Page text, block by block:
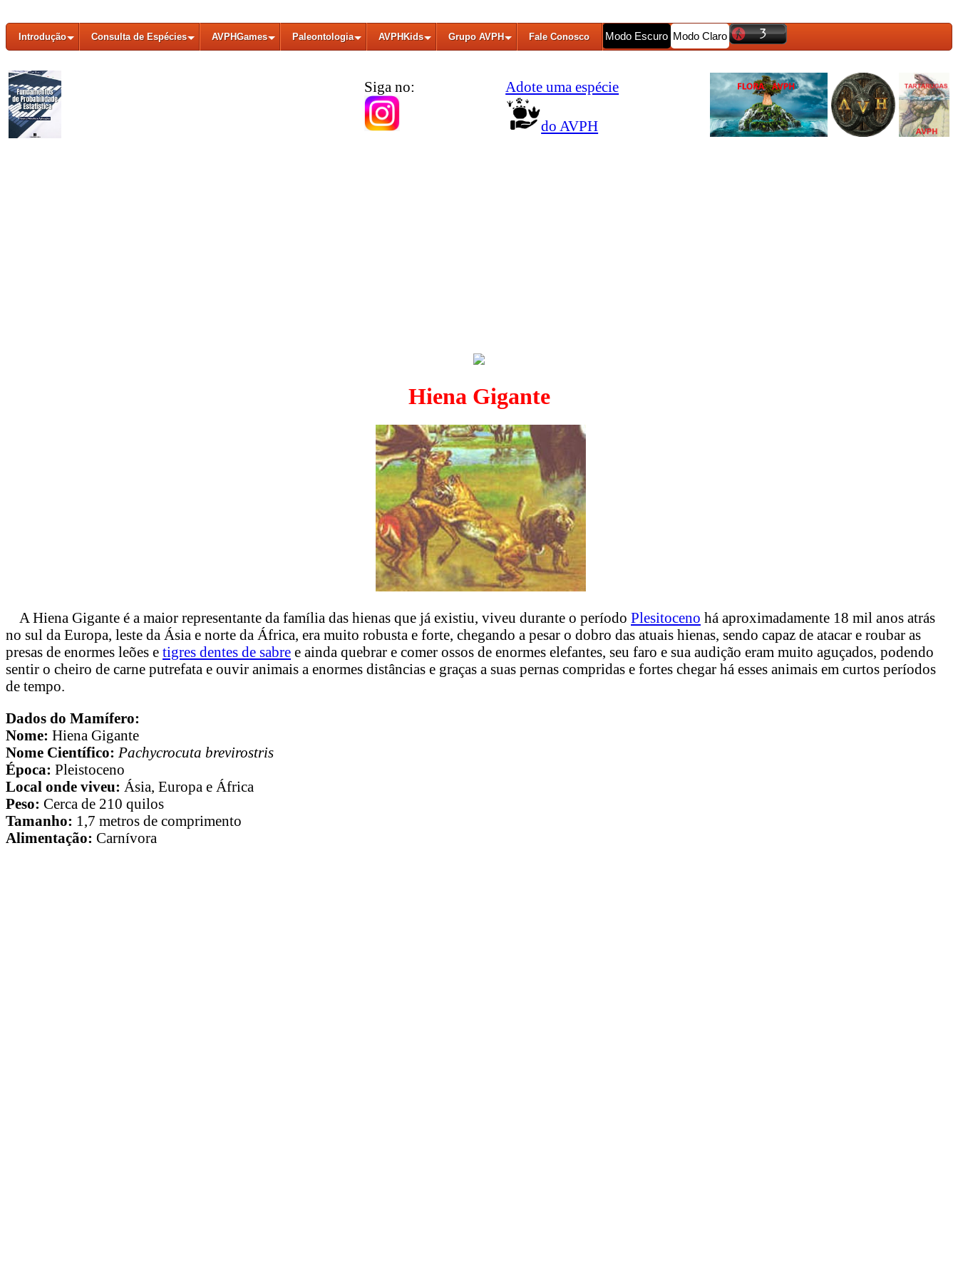
Introdução Consulta de Espécies AVPHGames Paleontologia AVPHKids Grupo AVPH Fale Conosco Modo Escuro Modo Claro
Siga no: Adote uma espécie
do AVPH
Hiena Gigante
A Hiena Gigante é a maior representante da família das hienas que já existiu, viveu durante o período Plesitoceno há aproximadamente 18 mil anos atrás
no sul da Europa, leste da Ásia e norte da África, era muito robusta e forte, chegando a pesar o dobro das atuais hienas, sendo capaz de atacar e roubar as
presas de enormes leões e tigres dentes de sabre e ainda quebrar e comer ossos de enormes elefantes, seu faro e sua audição eram muito aguçados, podendo
sentir o cheiro de carne putrefata e ouvir animais a enormes distâncias e graças a suas pernas compridas e fortes chegar há esses animais em curtos períodos
de tempo.
Dados do Mamífero:
Nome: Hiena Gigante
Nome Científico: Pachycrocuta brevirostris
Época: Pleistoceno
Local onde viveu: Ásia, Europa e África
Peso: Cerca de 210 quilos
Tamanho: 1,7 metros de comprimento
Alimentação: Carnívora